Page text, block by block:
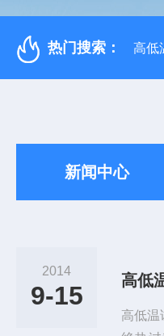
热门搜索： 高低
新闻中心
2014
9-15
高低
高低温